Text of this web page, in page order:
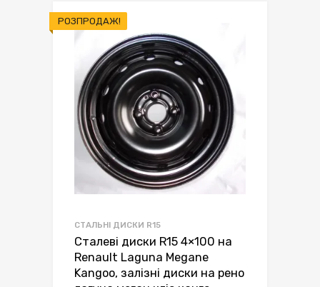
РОЗПРОДАЖ!
СТАЛЬНІ ДИСКИ R15
Сталеві диски R15 4×100 на
Renault Laguna Megane
Kangoo, залізні диски на рено